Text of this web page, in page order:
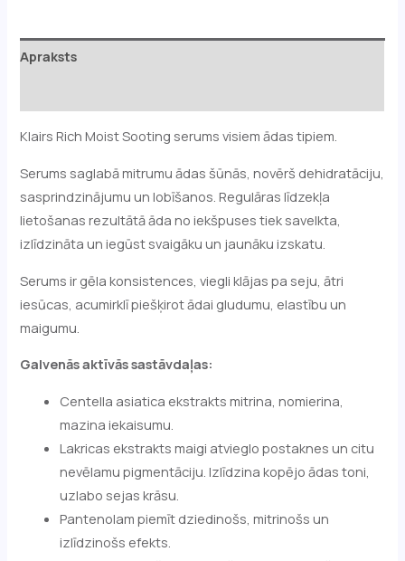
Apraksts
Klairs Rich Moist Sooting serums visiem ādas tipiem.
Serums saglabā mitrumu ādas šūnās, novērš dehidratāciju,
sasprindzinājumu un lobīšanos. Regulāras līdzekļa
lietošanas rezultātā āda no iekšpuses tiek savelkta,
izlīdzināta un iegūst svaigāku un jaunāku izskatu.
Serums ir gēla konsistences, viegli klājas pa seju, ātri
iesūcas, acumirklī piešķirot ādai gludumu, elastību un
maigumu.
Galvenās aktīvās sastāvdaļas:
Centella asiatica ekstrakts mitrina, nomierina,
mazina iekaisumu.
Lakricas ekstrakts maigi atvieglo postaknes un citu
nevēlamu pigmentāciju. Izlīdzina kopējo ādas toni,
uzlabo sejas krāsu.
Pantenolam piemīt dziedinošs, mitrinošs un
izlīdzinošs efekts.